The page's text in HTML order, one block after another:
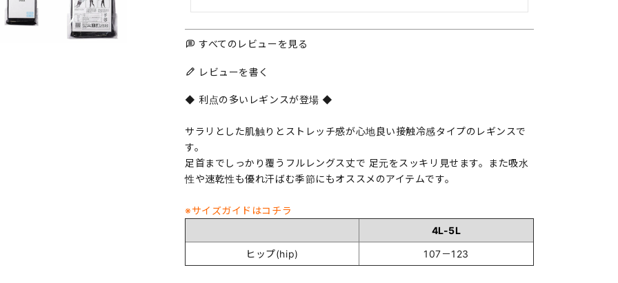
すべてのレビューを見る
レビューを書く
◆ 利点の多いレギンスが登場 ◆
サラリとした肌触りとストレッチ感が心地良い接触冷感タイプのレギンスで
す。
足首までしっかり覆うフルレングス丈で 足元をスッキリ見せます。また吸水
性や速乾性も優れ汗ばむ季節にもオススメのアイテムです。
※サイズガイドはコチラ
4L-5L
ヒップ(hip)
107－123